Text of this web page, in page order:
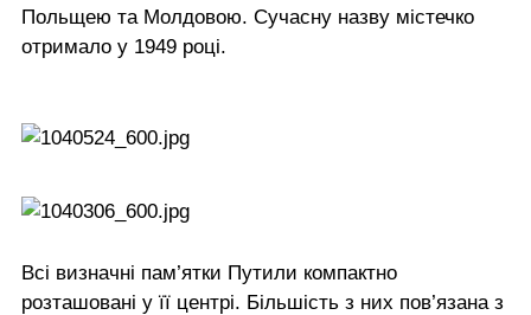
Польщею та Молдовою. Сучасну назву містечко
отримало у 1949 році.
Всі визначні пам’ятки Путили компактно
розташовані у її центрі. Більшість з них пов’язана з